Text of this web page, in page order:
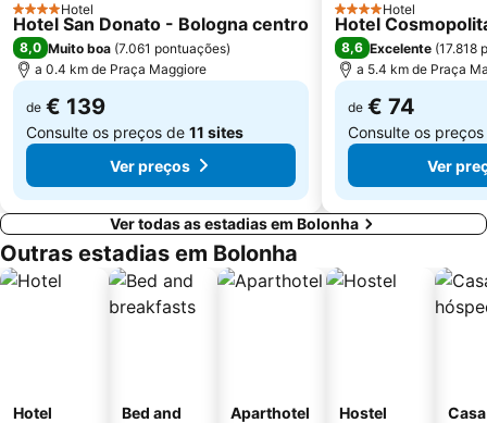
4 Estrelas
Hotel
Hotel San Donato - Bologna centro
8,0 Muito boa (7.061 pontuações)
a 0.4 km de Praça Maggiore
de € 139
Consulte os preços de 11 sites
Ver preços
4 Estrelas
Hotel
Hotel
8,6 Excelente (17.818
a 5.4 km de Praça
de € 74
Consulte os
Ver
Ver todas as estadias em Bolonha
Outras estadias em Bolonha
Hotel
Bed and
Aparthotel Hostel